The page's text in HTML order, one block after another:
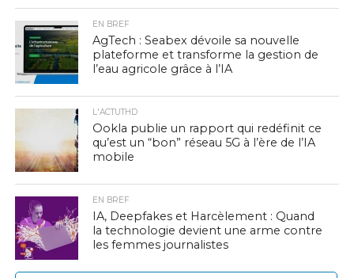
EN BREF
AgTech : Seabex dévoile sa nouvelle
plateforme et transforme la gestion de
l’eau agricole grâce à l’IA
L'ACTUTHD
Ookla publie un rapport qui redéfinit ce
qu’est un “bon” réseau 5G à l’ère de l’IA
mobile
EN BREF
IA, Deepfakes et Harcèlement : Quand
la technologie devient une arme contre
les femmes journalistes